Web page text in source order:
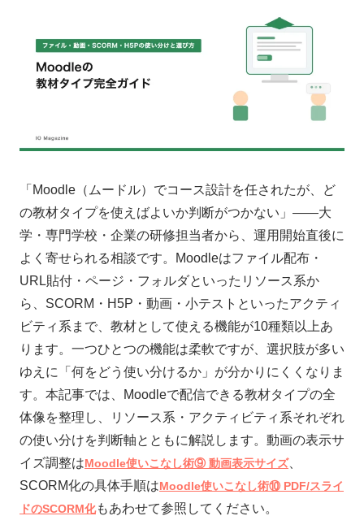
「Moodle（ムードル）でコース設計を任されたが、ど
の教材タイプを使えばよいか判断がつかない」——大
学・専門学校・企業の研修担当者から、運用開始直後に
よく寄せられる相談です。Moodleはファイル配布・
URL貼付・ページ・フォルダといったリソース系か
ら、SCORM・H5P・動画・小テストといったアクティ
ビティ系まで、教材として使える機能が10種類以上あ
ります。一つひとつの機能は柔軟ですが、選択肢が多い
ゆえに「何をどう使い分けるか」が分かりにくくなりま
す。本記事では、Moodleで配信できる教材タイプの全
体像を整理し、リソース系・アクティビティ系それぞれ
の使い分けを判断軸とともに解説します。動画の表示サ
イズ調整はMoodle使いこなし術⑨ 動画表示サイズ、
SCORM化の具体手順はMoodle使いこなし術⑩ PDF/スライ
ドのSCORM化もあわせて参照してください。